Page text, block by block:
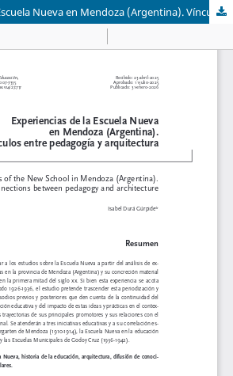
Experiencias de la Escuela Nueva en Mendoza (Argentina). Vínculos entre pedagogía y arquitectura